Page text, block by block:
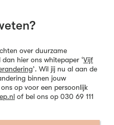
over duurzame
dan hier ons whitepaper ‘Vijf
’. Wil jij nu al aan de
binnen jouw
op voor een persoonlijk
of bel ons op 030 69 111